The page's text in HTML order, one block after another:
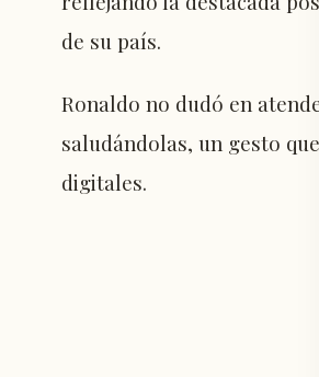
de su país.
Ronaldo no dudó en
saludándolas, un gesto
digitales.